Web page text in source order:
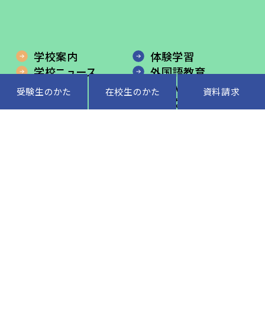
受験生のかた 在校生のかた 資料請求
学校案内
学校ニュース
教育内容
体験学習
外国語教育
STEAM教育
安心な環境